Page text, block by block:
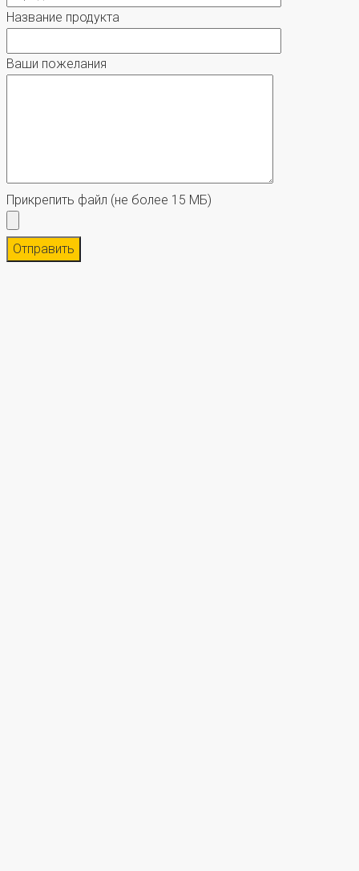
Название продукта
Ваши пожелания
Прикрепить файл (не более 15 МБ)